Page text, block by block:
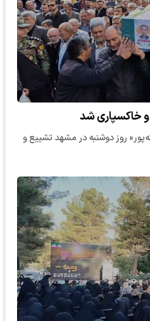
خاکسپاری شد
آدینه‌پور» روز دوشنبه در مشهد تشییع و